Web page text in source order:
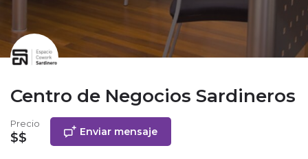
Centro de Negocios Sardineros
Precio
$$ Enviar mensaje